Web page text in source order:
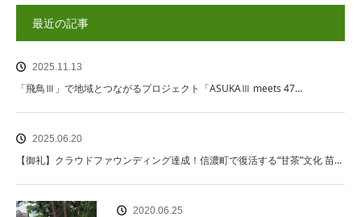
最近の記事
2025.11.13
「飛鳥Ⅲ」で地域とつながるプロジェクト「ASUKAⅢ meets 47…
2025.06.20
【御礼】クラウドファウンディング達成！信濃町で復活する“甘茶”文化 苗…
2020.06.25